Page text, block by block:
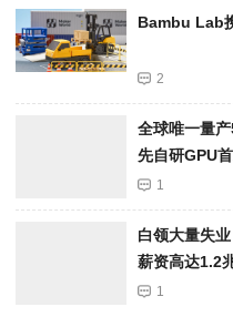
Bambu Lab
2
全球唯一量
先自研GPU
1
白领大量失
薪资高达1.2
1